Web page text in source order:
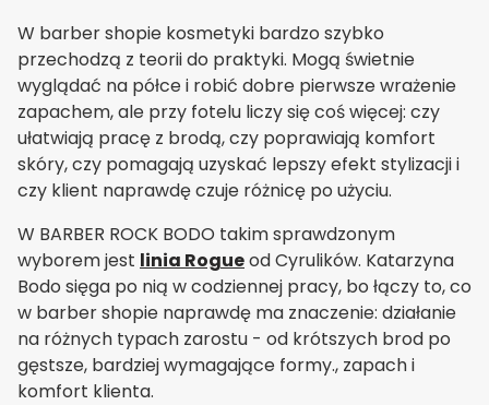
W barber shopie kosmetyki bardzo szybko
przechodzą z teorii do praktyki. Mogą świetnie
wyglądać na półce i robić dobre pierwsze wrażenie
zapachem, ale przy fotelu liczy się coś więcej: czy
ułatwiają pracę z brodą, czy poprawiają komfort
skóry, czy pomagają uzyskać lepszy efekt stylizacji i
czy klient naprawdę czuje różnicę po użyciu.
W BARBER ROCK BODO takim sprawdzonym
wyborem jest linia Rogueod Cyrulików. Katarzyna
Bodo sięga po nią w codziennej pracy, bo łączy to, co
w barber shopie naprawdę ma znaczenie: działanie
na różnych typach zarostu - od krótszych brod po
gęstsze, bardziej wymagające formy., zapach i
komfort klienta.